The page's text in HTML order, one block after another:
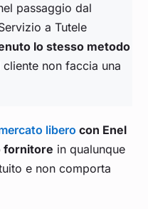
passaggio dal
a Tutele
lo stesso metodo
non faccia una
libero con Enel
fornitore in qualunque
e non comporta